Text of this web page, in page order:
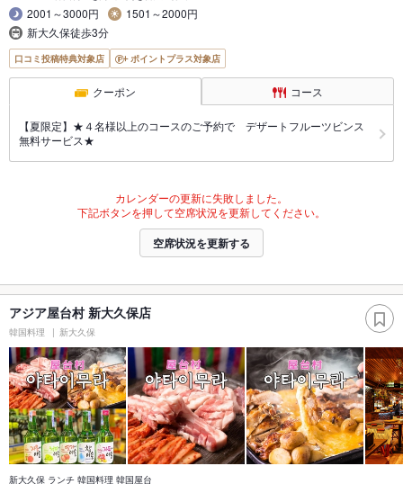
2001～3000円
1501～2000円
新大久保徒歩3分
口コミ投稿特典対象店 ポイントプラス対象店
クーポン コース
【夏限定】★４名様以上のコースのご予約で デザートフルーツビンス
無料サービス★
カレンダーの更新に失敗しました。
下記ボタンを押して空席状況を更新してください。
空席状況を更新する
アジア屋台村 新大久保店
韓国料理 新大久保
新大久保 ランチ 韓国料理 韓国屋台